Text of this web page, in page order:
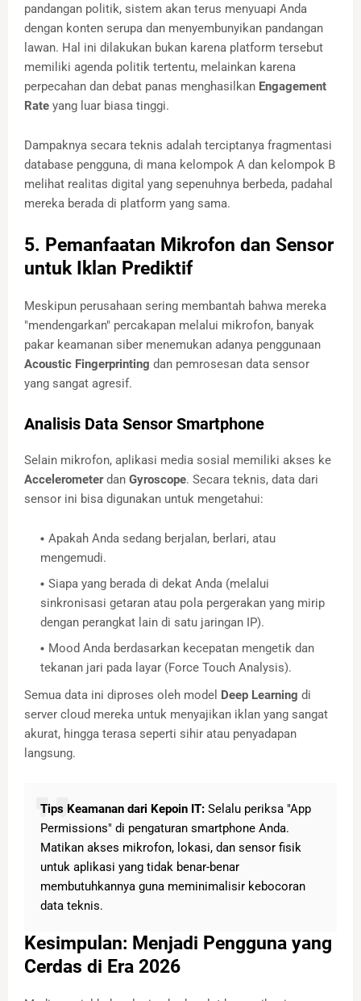
pandangan politik, sistem akan terus menyuapi Anda
dengan konten serupa dan menyembunyikan pandangan
lawan. Hal ini dilakukan bukan karena platform tersebut
memiliki agenda politik tertentu, melainkan karena
perpecahan dan debat panas menghasilkan Engagement
Rate yang luar biasa tinggi.
Dampaknya secara teknis adalah terciptanya fragmentasi
database pengguna, di mana kelompok A dan kelompok B
melihat realitas digital yang sepenuhnya berbeda, padahal
mereka berada di platform yang sama.
5. Pemanfaatan Mikrofon dan Sensor
untuk Iklan Prediktif
Meskipun perusahaan sering membantah bahwa mereka
"mendengarkan" percakapan melalui mikrofon, banyak
pakar keamanan siber menemukan adanya penggunaan
Acoustic Fingerprinting dan pemrosesan data sensor
yang sangat agresif.
Analisis Data Sensor Smartphone
Selain mikrofon, aplikasi media sosial memiliki akses ke
Accelerometerdan Gyroscope. Secara teknis, data dari
sensor ini bisa digunakan untuk mengetahui:
Apakah Anda sedang berjalan, berlari, atau
mengemudi.
Siapa yang berada di dekat Anda (melalui
sinkronisasi getaran atau pola pergerakan yang mirip
dengan perangkat lain di satu jaringan IP).
Mood Anda berdasarkan kecepatan mengetik dan
tekanan jari pada layar (Force Touch Analysis).
Semua data ini diproses oleh model Deep Learning di
server cloud mereka untuk menyajikan iklan yang sangat
akurat, hingga terasa seperti sihir atau penyadapan
langsung.
Tips Keamanan dari Kepoin IT: Selalu periksa "App
Permissions" di pengaturan smartphone Anda.
Matikan akses mikrofon, lokasi, dan sensor fisik
untuk aplikasi yang tidak benar-benar
membutuhkannya guna meminimalisir kebocoran
data teknis.
Kesimpulan: Menjadi Pengguna yang
Cerdas di Era 2026